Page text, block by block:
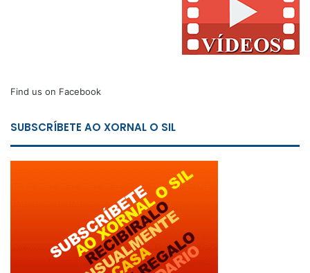
Find us on Facebook
SUBSCRÍBETE AO XORNAL O SIL